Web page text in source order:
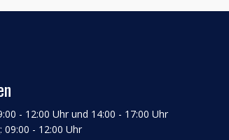
- 12:00 Uhr und 14:00 - 17:00 Uhr
09:00 - 12:00 Uhr